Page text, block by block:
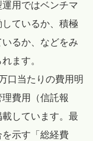
用ではベンチマ
ているか、積極
るか、などをみ
ます。
口当たりの費用明
費用（信託報
しています。最
示す「総経費